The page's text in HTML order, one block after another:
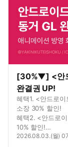
[30%▼] <안
완결권 UP!
혜택1. <안드로
소장 30% 할인!
혜택2. <안드로
10% 할인!
혜택3. 별점을 남
2026.08.03.(월)